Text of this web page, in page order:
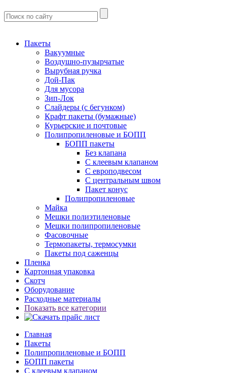
Пакеты
Вакуумные
Воздушно-пузырчатые
Вырубная ручка
Дой-Пак
Для мусора
Зип-Лок
Слайдеры (с бегунком)
Крафт пакеты (бумажные)
Курьерские и почтовые
Полипропиленовые и БОПП
БОПП пакеты
Без клапана
С клеевым клапаном
С европодвесом
С центральным швом
Пакет конус
Полипропиленовые
Майка
Мешки полиэтиленовые
Мешки полипропиленовые
Фасовочные
Термопакеты, термосумки
Пакеты под саженцы
Пленка
Картонная упаковка
Скотч
Оборудование
Расходные материалы
Показать все категории
Главная
Пакеты
Полипропиленовые и БОПП
БОПП пакеты
С клеевым клапаном